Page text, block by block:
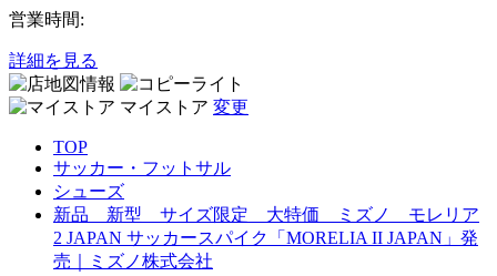
営業時間:
詳細を見る
マイストア 変更
TOP
サッカー・フットサル
シューズ
新品 新型 サイズ限定 大特価 ミズノ モレリア
2 JAPAN サッカースパイク「MORELIA II JAPAN」発
売｜ミズノ株式会社